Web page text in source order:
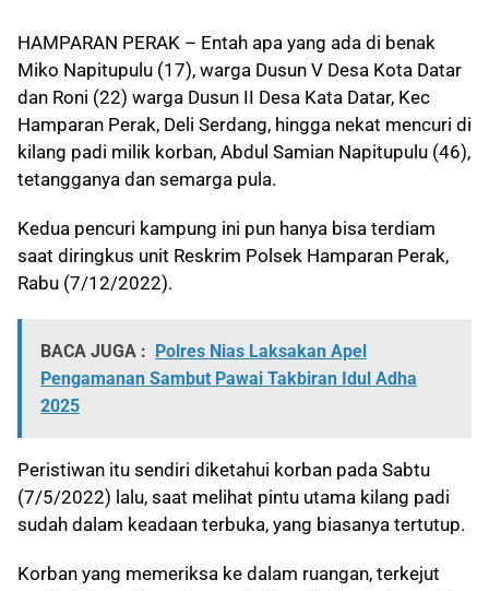
HAMPARAN PERAK – Entah apa yang ada di benak
Miko Napitupulu (17), warga Dusun V Desa Kota Datar
dan Roni (22) warga Dusun II Desa Kata Datar, Kec
Hamparan Perak, Deli Serdang, hingga nekat mencuri di
kilang padi milik korban, Abdul Samian Napitupulu (46),
tetangganya dan semarga pula.
Kedua pencuri kampung ini pun hanya bisa terdiam
saat diringkus unit Reskrim Polsek Hamparan Perak,
Rabu (7/12/2022).
BACA JUGA : Polres Nias Laksakan Apel
Pengamanan Sambut Pawai Takbiran Idul Adha
2025
Peristiwan itu sendiri diketahui korban pada Sabtu
(7/5/2022) lalu, saat melihat pintu utama kilang padi
sudah dalam keadaan terbuka, yang biasanya tertutup.
Korban yang memeriksa ke dalam ruangan, terkejut